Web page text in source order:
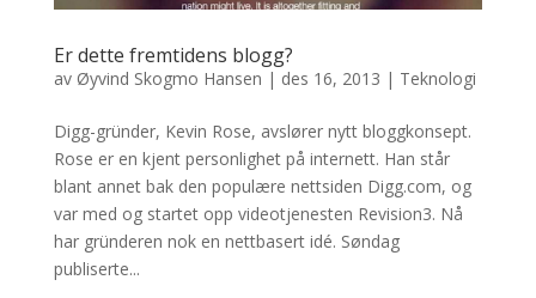
Er dette fremtidens blogg?
av Øyvind Skogmo Hansen | des 16, 2013 | Teknologi
Digg-gründer, Kevin Rose, avslører nytt bloggkonsept.
Rose er en kjent personlighet på internett. Han står
blant annet bak den populære nettsiden Digg.com, og
var med og startet opp videotjenesten Revision3. Nå
har gründeren nok en nettbasert idé. Søndag
publiserte...